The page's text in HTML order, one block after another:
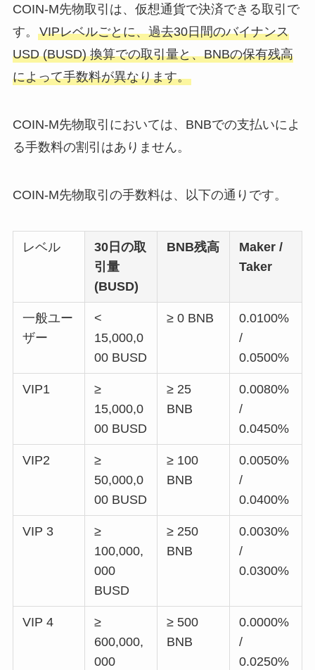
COIN-M先物取引は、仮想通貨で決済できる取引で
す。 VIPレベルごとに、過去30日間のバイナンス
USD (BUSD) 換算での取引量と、BNBの保有残高
によって手数料が異なります。
COIN-M先物取引においては、BNBでの支払いによ
る手数料の割引はありません。
COIN-M先物取引の手数料は、以下の通りです。
レベル
30日の取
引量
(BUSD)
BNB残高
Maker /
Taker
一般ユー
ザー
<
15,000,0
00 BUSD
≥ 0 BNB
0.0100%
/
0.0500%
VIP1
≥
15,000,0
00 BUSD
≥ 25
BNB
0.0080%
/
0.0450%
VIP2
≥
50,000,0
00 BUSD
≥ 100
BNB
0.0050%
/
0.0400%
VIP 3
≥
100,000,
000
BUSD
≥ 250
BNB
0.0030%
/
0.0300%
VIP 4
≥
600,000,
000
≥ 500
BNB
0.0000%
/
0.0250%